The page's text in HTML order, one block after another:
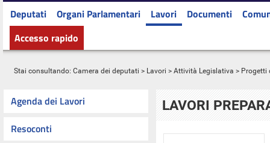
Deputati Organi Parlamentari Lavori Documenti
Accesso rapido
Stai consultando: Camera dei deputati > Lavori > Attività Legislativa > Progetti
Agenda dei Lavori
Resoconti
LAVORI